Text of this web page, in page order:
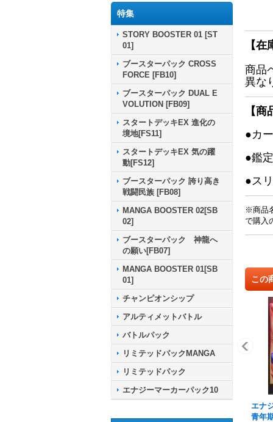
特集
STORY BOOSTER 01 [ST
01]
ブースターパック CROSS
FORCE [FB10]
ブースターパック DUAL E
VOLUTION [FB09]
スタートデッキEX 進化の
境地[FS11]
スタートデッキEX 気の躍
動[FS12]
ブースターパック 誇り高き
戦闘民族 [FB08]
MANGA BOOSTER 02[SB
02]
ブースターパック 神龍へ
の願い[FB07]
MANGA BOOSTER 01[SB
01]
チャンピオンシップ
アルティメットバトル
バトルパック
リミテッドパックMANGA
リミテッドパック
エナジーマーカーパック10
【
商品
異な
【
●カ
●鑑
●ス
※商品
で購入
この
エナ
青年